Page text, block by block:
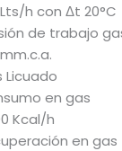
Lts/h con Δt 20°C
de trabajo
Licuado
en gas
Kcal/h
en gas